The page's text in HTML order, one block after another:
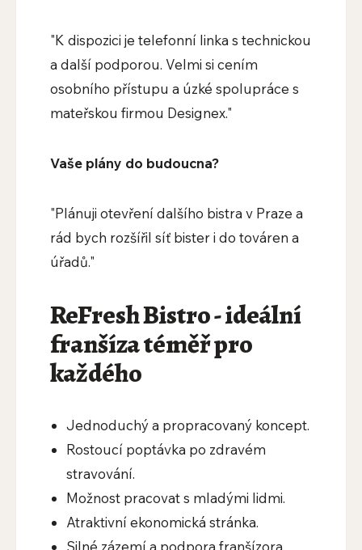
"K dispozici je telefonní linka s technickou
a další podporou. Velmi si cením
osobního přístupu a úzké spolupráce s
mateřskou firmou Designex."
Vaše plány do budoucna?
"Plánuji otevření dalšího bistra v Praze a
rád bych rozšířil síť bister i do továren a
úřadů."
ReFresh Bistro - ideální
franšíza téměř pro
každého
Jednoduchý a propracovaný koncept.
Rostoucí poptávka po zdravém
stravování.
Možnost pracovat s mladými lidmi.
Atraktivní ekonomická stránka.
Silné zázemí a podpora franšízora.